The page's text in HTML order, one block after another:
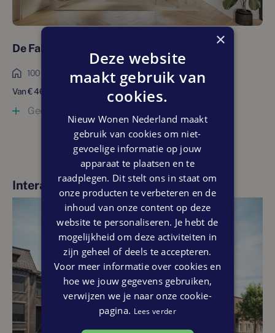
De Fabriek ll Loft 1 en 2
100 tot 120 m²
Van € 465.000 tot € 485.000 vrij op naam
Geen woningen (meer) beschikbaar
Interactieve kavelkaart
×
Deze website
maakt gebruik van
cookies.
Nieuw Wonen Nederland maakt
gebruik van cookies om niet-
gevoelige informatie op jouw
apparaat te plaatsen en te
raadplegen. Dit stelt ons in staat om
onze producten te verbeteren en de
inhoud van onze content op deze
website te personaliseren. Je hebt de
mogelijkheid om deze activiteiten in
zijn geheel of deels te accepteren.
Voor meer informatie over cookies en
hoe we jouw gegevens gebruiken,
verwijzen we je naar onze cookie-
pagina. Lees verder